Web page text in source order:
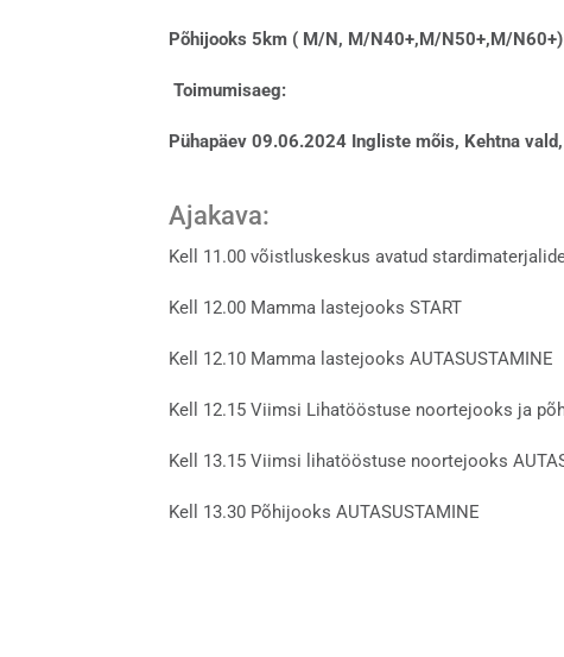
Põhijooks 5km ( M/N, M/N40+,M/N50+,M/N60+)
Toimumisaeg:
Pühapäev 09.06.2024 Ingliste mõis, Kehtna
Ajakava:
Kell 11.00 võistluskeskus avatud
Kell 12.00 Mamma lastejooks START
Kell 12.10 Mamma lastejooks AUTASUSTAMINE
Kell 12.15 Viimsi Lihatööstuse noortejooks ja
Kell 13.15 Viimsi lihatööstuse noortejooks
Kell 13.30 Põhijooks AUTASUSTAMINE